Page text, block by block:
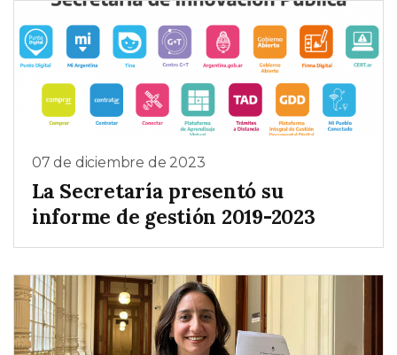
07 de diciembre de 2023
La Secretaría presentó su
informe de gestión 2019-2023